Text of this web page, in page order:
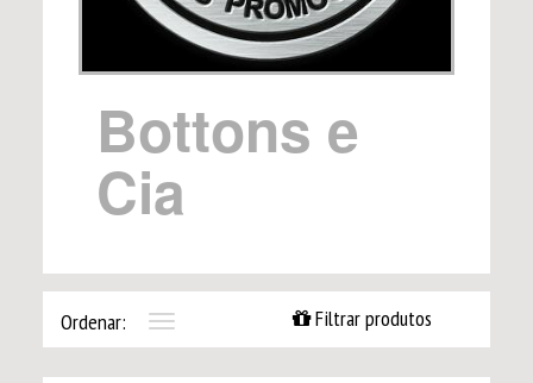
Bottons e
Cia
Ordenar:
Toggle
navigation
Filtrar produtos